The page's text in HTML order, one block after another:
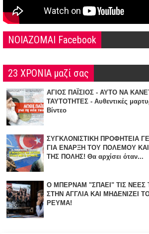
NOIAZOMAI Facebook
23 ΧΡΟΝΙΑ μαζί σας
ΑΓΙΟΣ ΠΑΪΣΙΟΣ - ΑΥΤΟ ΝΑ
ΤΑΥΤΟΤΗΤΕΣ - Αυθεντικές
Βίντεο
ΣΥΓΚΛΟΝΙΣΤΙΚΗ ΠΡΟΦΗΤΕΙΑ
ΓΙΑ ΕΝΑΡΞΗ TOY ΠΟΛΕΜΟΥ
ΤΗΣ ΠΟΛΗΣ! Θα αρχίσει όταν...
Ο ΜΠΕΡΝΑΜ "ΣΠΑΕΙ" ΤΙΣ ΝΕΕΣ
ΣΤΗΝ ΑΓΓΛΙΑ KAI ΜΗΔΕΝΙZΕΙ
ΡΕΥΜΑ!